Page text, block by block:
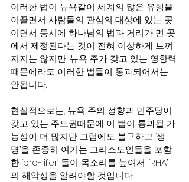
이러한 법이 뉴욕같이 세계의 많은 유행을
이끌면서 사람들의 관심의 대상에 있는 곳
이면서 동시에 하나님의 법과 거리가 먼 곳
에서 제정된다는 것이 전혀 이상하게 느껴
지지는 않지만, 뉴욕 주가 갖고 있는 영향력
때문에라도 이러한 법들이 통과되어서는
안됩니다.
현실적으로는, 뉴욕 주의 성향과 민주당이
갖고 있는 주도권때문에 이 법이 통과될 가
능성이 더 많지만 그럼에도 불구하고 ‘생
명’을 존중히 여기는 그리스도인들을 포함
한 ‘pro-lifer’ 들이 목소리를 높여서, ‘RHA’
의 해악성을 알려야할 것입니다.